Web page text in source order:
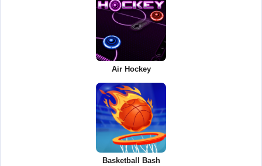
Air Hockey
Basketball Bash